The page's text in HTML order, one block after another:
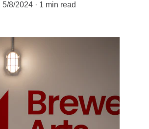
5/8/2024
1 min read